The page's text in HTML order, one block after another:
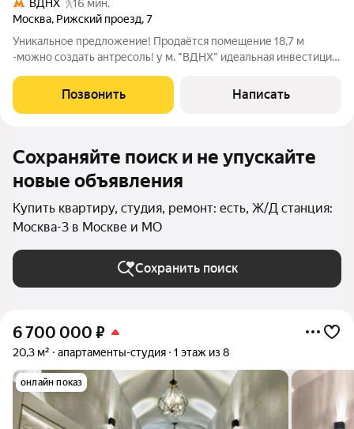
ВДНХ
16 мин.
Москва, Рижский проезд,7
Уникальное предложение! Продаётся помещение 18,7 м
-можно создать антресоль! у м. "ВДНХ" идеальная инвестиция
доход от аренды от 55 000 /мес (посуточная сдача в
престижном районе)! Отличная
Позвонить Написать
Сохраняйте поиск и не упускайте
новые объявления
Купить квартиру, студия, ремонт: есть, Ж/Д станция:
Москва-3 в Москве и МО
Сохранить поиск
6 700 000 ₽
20,3 м² апартаменты-студия 1 этаж из 8
онлайн показ